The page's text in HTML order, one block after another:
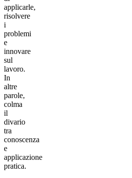
applicarle,
risolvere
i
problemi
e
innovare
sul
lavoro.
In
altre
parole,
colma
il
divario
tra
conoscenza
e
applicazione
pratica.